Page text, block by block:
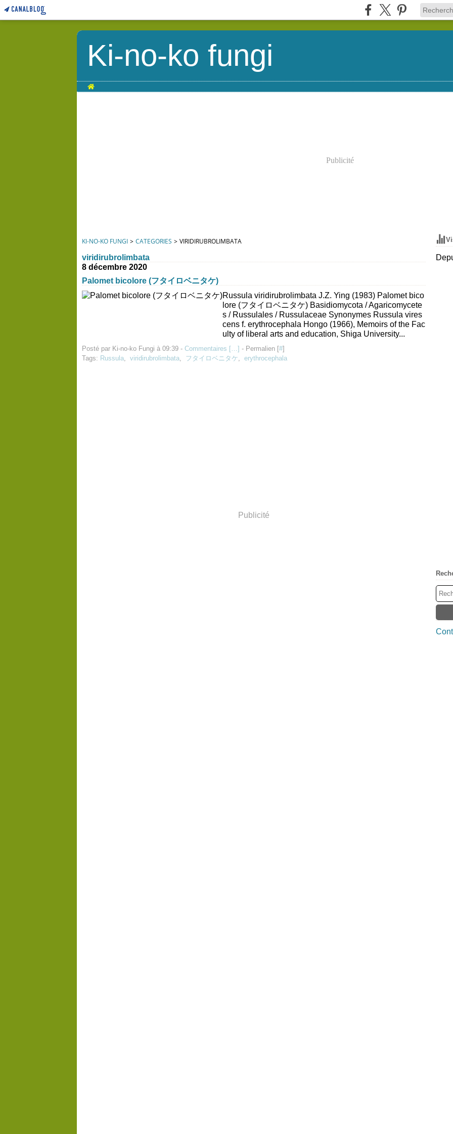
Ki-no-ko fungi
Home
Publicité
KI-NO-KO FUNGI > CATEGORIES > VIRIDIRUBROLIMBATA
viridirubrolimbata
8 décembre 2020
Palomet bicolore (フタイロベニタケ)
Russula viridirubrolimbata J.Z. Ying (1983) Palomet bico
lore (フタイロベニタケ) Basidiomycota / Agaricomycete
s / Russulales / Russulaceae Synonymes Russula vires
cens f. erythrocephala Hongo (1966), Memoirs of the Fac
ulty of liberal arts and education, Shiga University...
Posté par Ki-no-ko Fungi à 09:39 - Commentaires […] - Permalien [#]
Tags: Russula, viridirubrolimbata, フタイロベニタケ, erythrocephala
Publicité